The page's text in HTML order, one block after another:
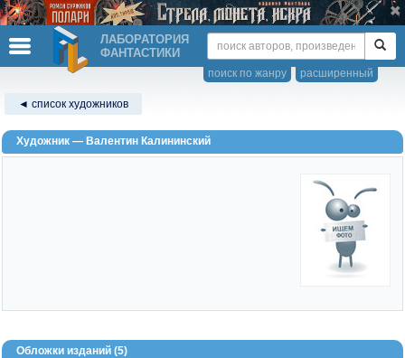
ЛАБОРАТОРИЯ
ФАНТАСТИКИ
расширенный
поиск по жанру
◄ список художников
Художник — Валентин Калининский
Обложки изданий (5)